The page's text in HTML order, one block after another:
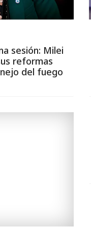
sesión: Milei
reformas
del fuego